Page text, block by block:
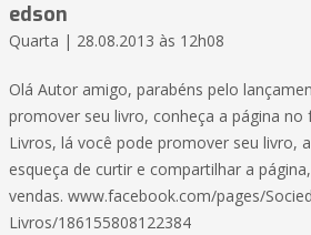
edson
Quarta | 28.08.2013 às 12h08
Olá Autor amigo, parabéns pelo
promover seu livro, conheça a página no
Livros, lá você pode promover seu livro,
esqueça de curtir e compartilhar a
vendas. www.facebook.com/pages/
Livros/186155808122384